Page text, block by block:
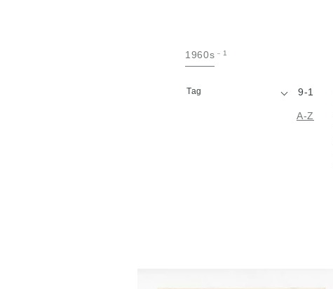
1960s 1
Tag 9-1
A-Z